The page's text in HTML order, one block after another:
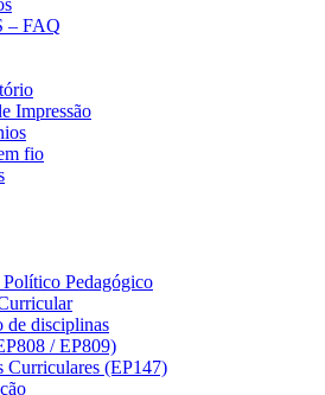
– FAQ
Impressão
fio
Pedagógico
de disciplinas
/ EP809)
Curriculares (EP147)